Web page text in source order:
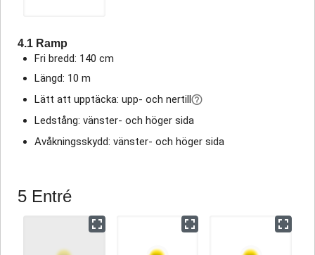
4.1 Ramp
Fri bredd: 140 cm
Längd: 10 m
Lätt att upptäcka: upp- och nertill
Ledstång: vänster- och höger sida
Avåkningsskydd: vänster- och höger sida
5 Entré